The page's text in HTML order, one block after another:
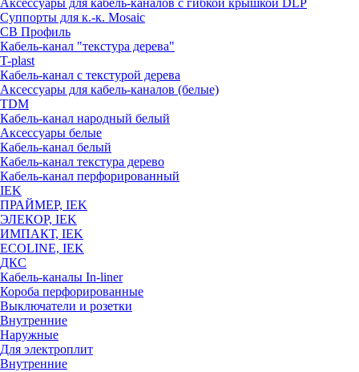
Аксессуары для кабель-каналов с гибкой крышкой DLP
Суппорты для к.-к. Mosaic
СВ Профиль
Кабель-канал "текстура дерева"
T-plast
Кабель-канал с текстурой дерева
Аксессуары для кабель-каналов (белые)
TDM
Кабель-канал народный белый
Аксессуары белые
Кабель-канал белый
Кабель-канал текстура дерево
Кабель-канал перфорированный
IEK
ПРАЙМЕР, IEK
ЭЛЕКОР, IEK
ИМПАКТ, IEK
ECOLINE, IEK
ДКС
Кабель-каналы In-liner
Короба перфорированные
Выключатели и розетки
Внутренние
Наружные
Для электроплит
Внутренние